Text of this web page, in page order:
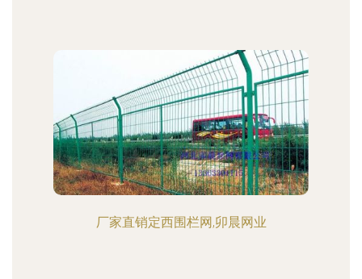
厂家直销定西围栏网,卯晨网业